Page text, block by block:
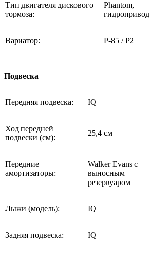
Тип двигателя дискового
тормоза:
Phantom,
гидропривод
Вариатор: P-85 / P2
Подвеска
Передняя подвеска: IQ
Ход передней
подвески (см):
25,4 см
Передние
амортизаторы:
Walker Evans с
выносным
резервуаром
Лыжи (модель): IQ
Задняя подвеска: IQ